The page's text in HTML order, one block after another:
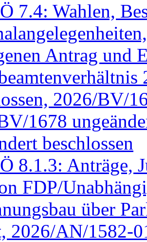
7.4: Wahlen,
Antrag und
2026/BV/
1678
beschlossen
8.1.3: Anträge,
FDP/
über
2026/AN/1582-